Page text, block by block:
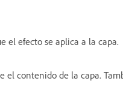
el efecto se aplica a la capa.
el contenido de la capa.